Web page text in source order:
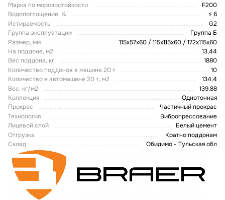
Марка по морозостойкости
F200
Водопоглощение, %
≤ 6
Истираемость
G2
Группа эксплуатации
Группа Б
Размер, мм
115х57х60 / 115х115х60 / 172х115х60
На поддоне, м2
13,44
Вес поддона, кг
1880
Количество поддонов в машине 20 т
10
Количество в автомашине 20 т, м2
134,4
Вес, кг/м2
139,88
Коллекция
Однотонная
Прокрас
Частичный прокрас
Технология
Вибропрессование
Лицевой слой
Белый цемент
Отгрузка
Кратно поддонам
Склад
Обидимо - Тульская обл